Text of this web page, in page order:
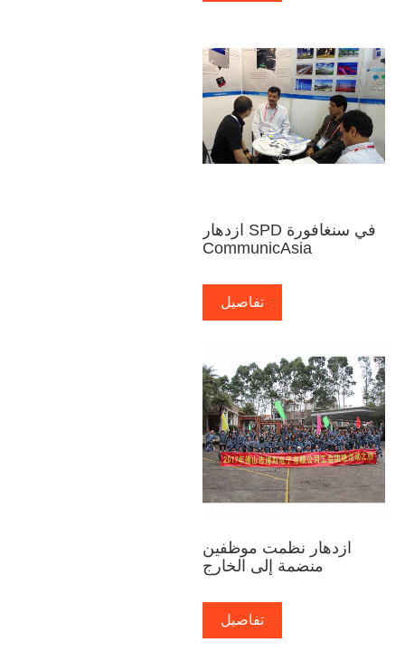
ازدهار SPD في سنغافورة
CommunicAsia
تفاصيل
ازدهار نظمت موظفين
منضمة إلى الخارج
تفاصيل